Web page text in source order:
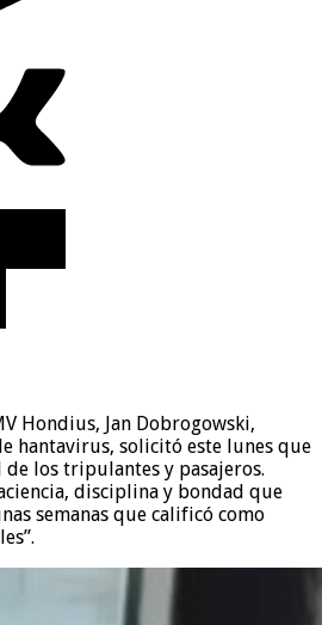
Hondius, Jan Dobrogowski,
hantavirus, solicitó este lunes que
los tripulantes y pasajeros.
disciplina y bondad que
semanas que calificó como